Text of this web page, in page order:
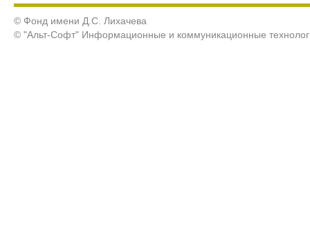
© Фонд имени Д.С. Лихачева
© "Альт-Софт" Информационные и коммуникационные